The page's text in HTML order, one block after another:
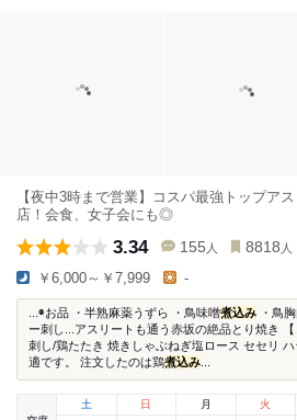
【夜中3時まで営業】コスパ最強トップア
店！会食、女子会にも◎
3.34 155 人 8818 人
￥6,000～￥7,999 -
...◉お品 ・半熟麻薬うずら ・鳥味噌煮込み ・鳥
ー刺し...アスリートも通う赤坂の絶品とり焼き
刺し/鶏たたき 焼きしゃぶねぎ塩ロース セセリ
適です。 注文したのは鶏煮込み
土 日 月 火